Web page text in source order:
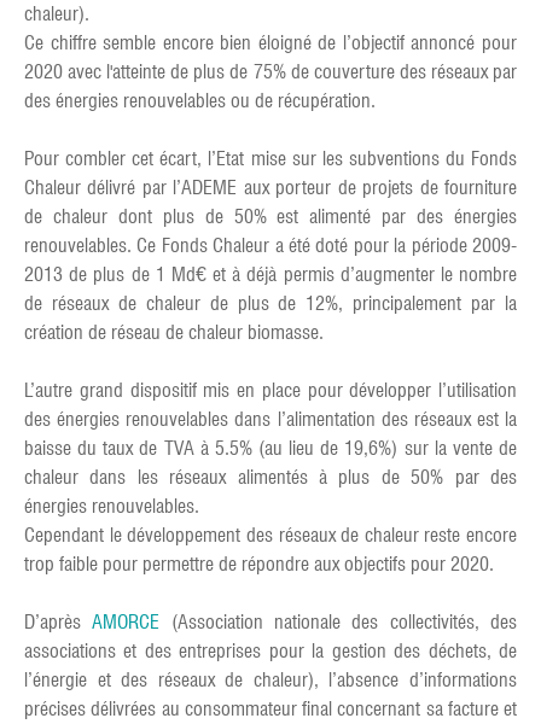
chaleur).
Ce chiffre semble encore bien éloigné de l’objectif annoncé pour
2020 avec l'atteinte de plus de 75% de couverture des réseaux par
des énergies renouvelables ou de récupération.
Pour combler cet écart, l’Etat mise sur les subventions du Fonds
Chaleur délivré par l’ADEME aux porteur de projets de fourniture
de chaleur dont plus de 50% est alimenté par des énergies
renouvelables. Ce Fonds Chaleur a été doté pour la période 2009-
2013 de plus de 1 Md€ et à déjà permis d’augmenter le nombre
de réseaux de chaleur de plus de 12%, principalement par la
création de réseau de chaleur biomasse.
L’autre grand dispositif mis en place pour développer l’utilisation
des énergies renouvelables dans l’alimentation des réseaux est la
baisse du taux de TVA à 5.5% (au lieu de 19,6%) sur la vente de
chaleur dans les réseaux alimentés à plus de 50% par des
énergies renouvelables.
Cependant le développement des réseaux de chaleur reste encore
trop faible pour permettre de répondre aux objectifs pour 2020.
D’aprèsAMORCE (Association nationale des collectivités, des
associations et des entreprises pour la gestion des déchets, de
l’énergie et des réseaux de chaleur), l’absence d’informations
précises délivrées au consommateur final concernant sa facture et